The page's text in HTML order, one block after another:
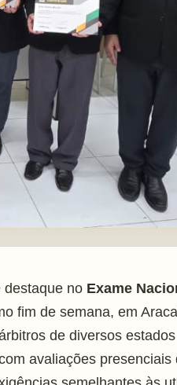
destaque no Exame
fim de semana, em
de diversos
avaliações